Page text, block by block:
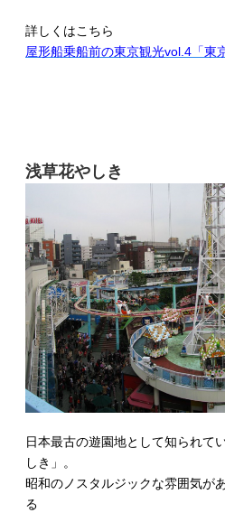
詳しくはこちら
屋形船乗船前の東京観光vol.4「東
浅草花やしき
日本最古の遊園地として知られて
しき」。
昭和のノスタルジックな雰囲気が
る